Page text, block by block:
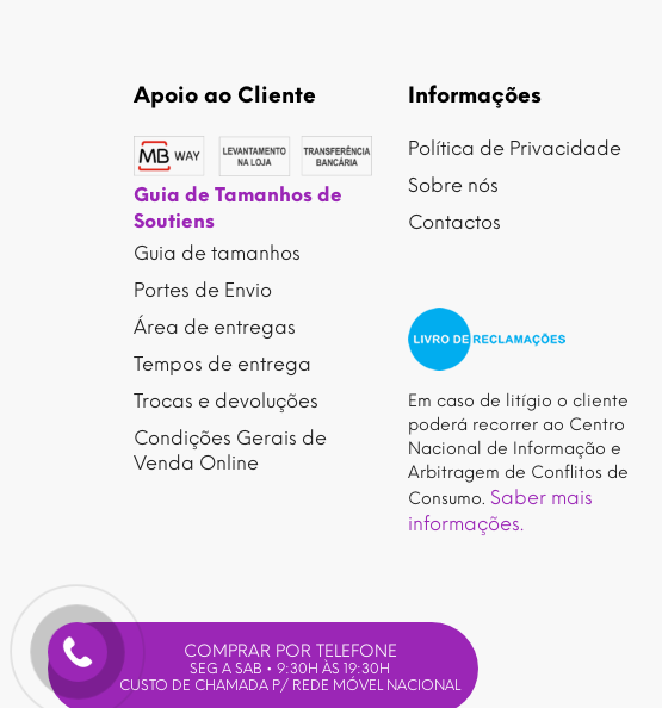
Apoio ao Cliente
Guia de Tamanhos de
Soutiens
Guia de tamanhos
Portes de Envio
Área de entregas
Tempos de entrega
Trocas e devoluções
Condições Gerais de
Venda Online
Informações
Política de Privacidade
Sobre nós
Contactos
Em caso de litígio o cliente
poderá recorrer ao Centro
Nacional de Informação e
Arbitragem de Conflitos de
Consumo. Saber mais
informações.
COMPRAR POR TELEFONE
SEG A SAB • 9:30H ÀS 19:30H
CUSTO DE CHAMADA P/ REDE MÓVEL NACIONAL